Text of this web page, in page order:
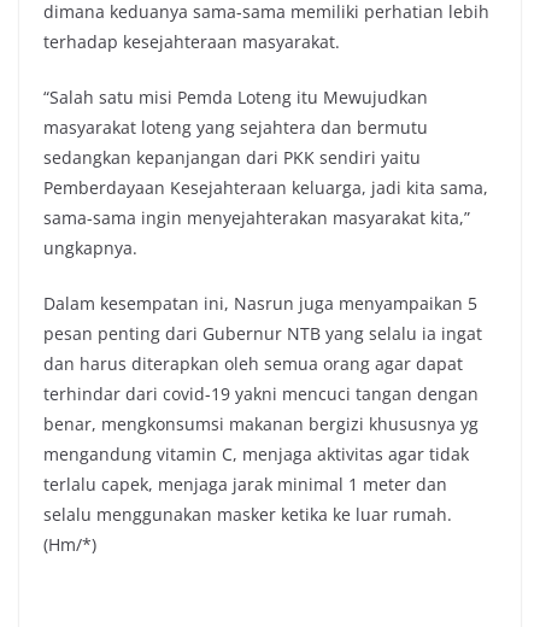
dimana keduanya sama-sama memiliki perhatian lebih
terhadap kesejahteraan masyarakat.
“Salah satu misi Pemda Loteng itu Mewujudkan
masyarakat loteng yang sejahtera dan bermutu
sedangkan kepanjangan dari PKK sendiri yaitu
Pemberdayaan Kesejahteraan keluarga, jadi kita sama,
sama-sama ingin menyejahterakan masyarakat kita,”
ungkapnya.
Dalam kesempatan ini, Nasrun juga menyampaikan 5
pesan penting dari Gubernur NTB yang selalu ia ingat
dan harus diterapkan oleh semua orang agar dapat
terhindar dari covid-19 yakni mencuci tangan dengan
benar, mengkonsumsi makanan bergizi khususnya yg
mengandung vitamin C, menjaga aktivitas agar tidak
terlalu capek, menjaga jarak minimal 1 meter dan
selalu menggunakan masker ketika ke luar rumah.
(Hm/*)